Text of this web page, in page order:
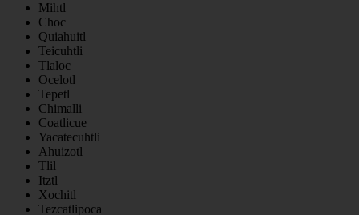
Mihtl
Choc
Quiahuitl
Teicuhtli
Tlaloc
Ocelotl
Tepetl
Chimalli
Coatlicue
Yacatecuhtli
Ahuizotl
Tlil
Itztl
Xochitl
Tezcatlipoca